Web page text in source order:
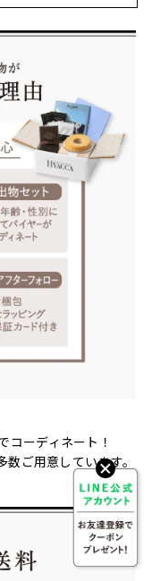
コーディネート！
ご用意しています。